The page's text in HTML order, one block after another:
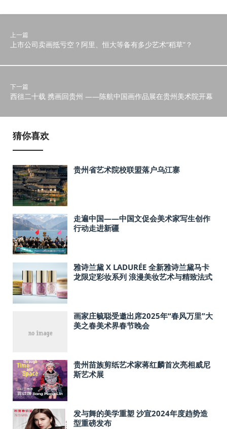
上一篇
上市公司卖画抵亏空？阿里、恒大等备有多少艺术“稻草”？
下一篇
西徂二十载 携画回贵州 ——陈航中国画作品展在贵州美术院开幕
猜你喜欢
贵州省艺术院校联盟落户乌江寨
走遍中国——中国文促会美术家写生创作
行动走进新疆
雅诗兰黛 X LADURÉE 全新雅诗兰黛马卡
龙限定彩妆系列 浪漫美妆艺术与精致法式
画家庄毓聪受邀出席2025年“春风万里”大
美之春美术界春节晚会
贵州苗族剪纸艺术家蒋红麟首次亮相威尼
斯艺术展
发与舞的美学重塑 沙宣2024年度趋势造
型重磅发布